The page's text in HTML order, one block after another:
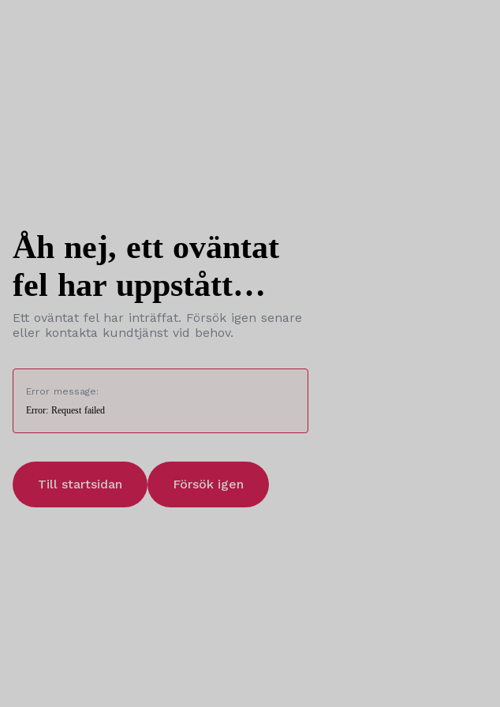
Åh nej, ett oväntat
fel har uppstått…
Ett oväntat fel har inträffat. Försök igen senare
eller kontakta kundtjänst vid behov.
Error message:
Error: Request failed
Till startsidan Försök igen